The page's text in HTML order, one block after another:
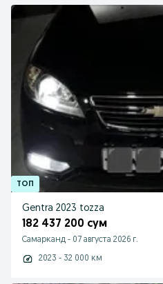
Gentra 2023 tozza
182 437 200 сум
Самарканд - 07 августа 2026 г.
2023 - 32 000 км